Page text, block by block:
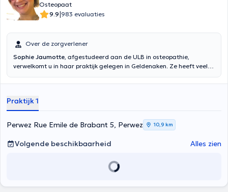
Osteopaat
9.9|983 evaluaties
Over de zorgverlener
Sophie Jaumotte, afgestudeerd aan de ULB in osteopathie,
verwelkomt u in haar praktijk gelegen in Geldenaken. Ze heeft veel
ervaren in pediatrische en gynaecologische gebieden. Inhoud
Praktijk 1
Perwez Rue Emile de Brabant 5, Perwez 10,9 km
Volgende beschikbaarheid Alles zien